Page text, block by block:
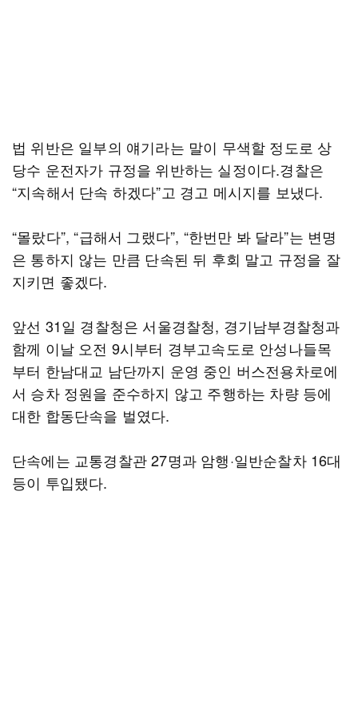
법 위반은 일부의 얘기라는 말이 무색할 정도로 상
당수 운전자가 규정을 위반하는 실정이다.경찰은
“지속해서 단속 하겠다”고 경고 메시지를 보냈다.
“몰랐다”, “급해서 그랬다”, “한번만 봐 달라”는 변명
은 통하지 않는 만큼 단속된 뒤 후회 말고 규정을 잘
지키면 좋겠다.
앞선 31일 경찰청은 서울경찰청, 경기남부경찰청과
함께 이날 오전 9시부터 경부고속도로 안성나들목
부터 한남대교 남단까지 운영 중인 버스전용차로에
서 승차 정원을 준수하지 않고 주행하는 차량 등에
대한 합동단속을 벌였다.
단속에는 교통경찰관 27명과 암행·일반순찰차 16대
등이 투입됐다.